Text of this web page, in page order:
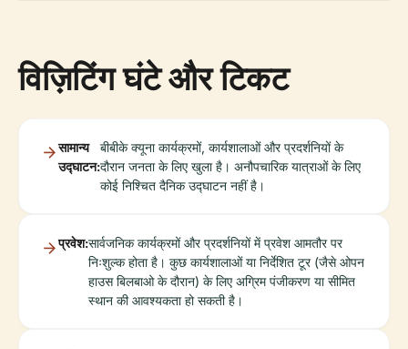
विज़िटिंग घंटे और टिकट
सामान्य
उद्घाटन:
बीबीके क्यूना कार्यक्रमों, कार्यशालाओं और प्रदर्शनियों के
दौरान जनता के लिए खुला है। अनौपचारिक यात्राओं के लिए
कोई निश्चित दैनिक उद्घाटन नहीं है।
प्रवेश:सार्वजनिक कार्यक्रमों और प्रदर्शनियों में प्रवेश आमतौर पर
निःशुल्क होता है। कुछ कार्यशालाओं या निर्देशित टूर (जैसे ओपन
हाउस बिलबाओ के दौरान) के लिए अग्रिम पंजीकरण या सीमित
स्थान की आवश्यकता हो सकती है।